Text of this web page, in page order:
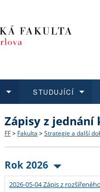
Struktura a historie
Strategie a další
Podpora a benefity pro
Co studovat a jak se
Učitelské studijní
Informace k průběhu
STUDUJÍCÍ
Bakalářské a magisterské
Doktorské studium
Rigorózní řízení
O vědě a výzkumu na FF
Akademické kvalifikace
Granty a projekty
Aktuální nabídky a
Vyjíždějící studenti
Přijíždějící studenti
Zápisy z jednání
FF > Fakulta > Strategie a další
Rok 2026
2026-05-04 Zápis z